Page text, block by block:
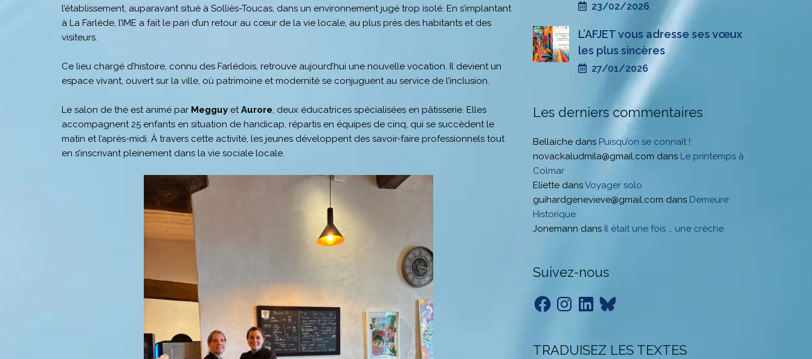
l’établissement, auparavant situé à Solliès-Toucas, dans un environnement jugé trop isolé. En s’implantant
à La Farlède, l’IME a fait le pari d’un retour au cœur de la vie locale, au plus près des habitants et des
visiteurs.
Ce lieu chargé d’histoire, connu des Farlédois, retrouve aujourd’hui une nouvelle vocation. Il devient un
espace vivant, ouvert sur la ville, où patrimoine et modernité se conjuguent au service de l’inclusion.
Le salon de thé est animé par Megguy etAurore, deux éducatrices spécialisées en pâtisserie. Elles
accompagnent 25 enfants en situation de handicap, répartis en équipes de cinq, qui se succèdent le
matin et l’après-midi. À travers cette activité, les jeunes développent des savoir-faire professionnels tout
en s’inscrivant pleinement dans la vie sociale locale.
23/02/2026
L’AFJET vous adresse ses vœux
les plus sincères
27/01/2026
Les derniers commentaires
Bellaiche dans Puisqu’on se connaît !
novackaludmila@gmail.com dans Le printemps à
Colmar
Eliette dansVoyager solo
guihardgenevieve@gmail.com dans Demeure
Historique
Jonemann dans Il était une fois … une crèche
Suivez-nous
FacebookInstagramLinkedInBluesky
TRADUISEZ LES TEXTES